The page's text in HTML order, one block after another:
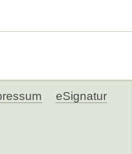
eSignatur